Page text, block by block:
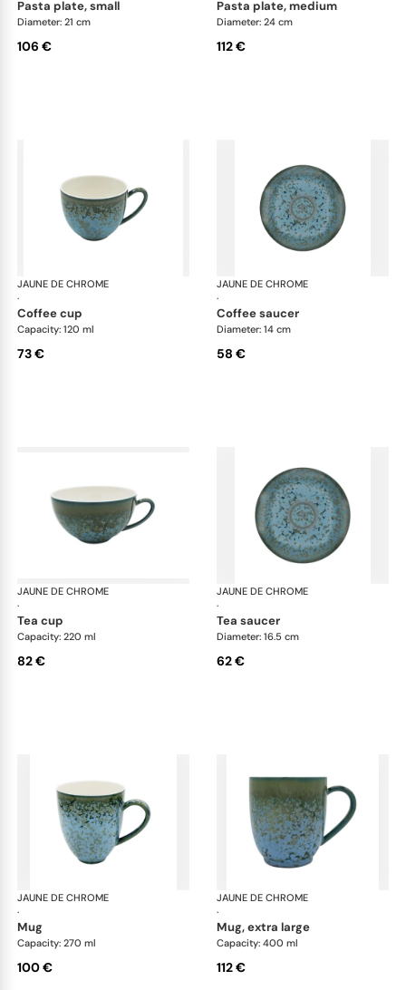
pasta plate, small
Diameter: 21 cm
106 €
pasta plate, medium
Diameter: 24 cm
112 €
JAUNE DE CHROME
·
Nymphéa
coffee cup
Capacity: 120 ml
73 €
JAUNE DE CHROME
·
coffee saucer
Diameter: 14 cm
58 €
JAUNE DE CHROME
·
Nymphéa
tea cup
Capacity: 220 ml
82 €
JAUNE DE CHROME
·
tea saucer
Diameter: 16.5 cm
62 €
JAUNE DE CHROME
·
Nymphéa
mug
Capacity: 270 ml
100 €
JAUNE DE CHROME
·
mug, extra large
Capacity: 400 ml
112 €